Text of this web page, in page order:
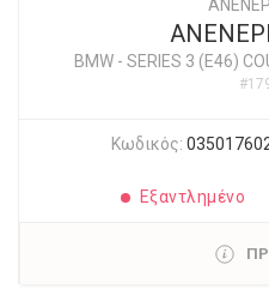
BMW - SERIES 3 (E46)
Κωδικός:
Εξαντλημένο